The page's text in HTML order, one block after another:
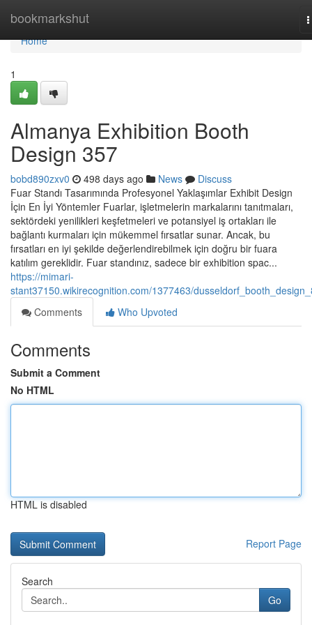
bookmarkshut
Home
Home
1
Almanya Exhibition Booth
Design 357
bobd890zxv0 498 days ago News
Discuss
Fuar Standı Tasarımında Profesyonel Yaklaşımlar Exhibit Design
İçin En İyi Yöntemler Fuarlar, işletmelerin markalarını tanıtmaları,
sektördeki yenilikleri keşfetmeleri ve potansiyel iş ortakları ile
bağlantı kurmaları için mükemmel fırsatlar sunar. Ancak, bu
fırsatları en iyi şekilde değerlendirebilmek için doğru bir fuara
katılım gereklidir. Fuar standınız, sadece bir exhibition spac...
https://mimari-
stant37150.wikirecognition.com/1377463/
Comments
Who Upvoted
Comments
Submit a Comment
No HTML
HTML is disabled
Report Page
Search
Go